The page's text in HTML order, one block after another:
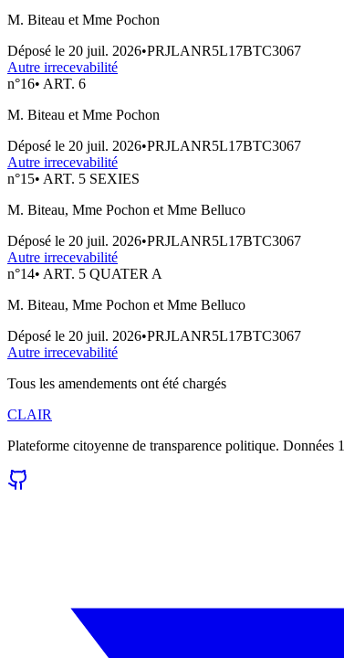
M. Biteau et Mme Pochon
Déposé le 20 juil. 2026•PRJLANR5L17BTC3067
Autre irrecevabilité
n°16• ART. 6
M. Biteau et Mme Pochon
Déposé le 20 juil. 2026•PRJLANR5L17BTC3067
Autre irrecevabilité
n°15• ART. 5 SEXIES
M. Biteau, Mme Pochon et Mme Belluco
Déposé le 20 juil. 2026•PRJLANR5L17BTC3067
Autre irrecevabilité
n°14• ART. 5 QUATER A
M. Biteau, Mme Pochon et Mme Belluco
Déposé le 20 juil. 2026•PRJLANR5L17BTC3067
Autre irrecevabilité
Tous les amendements ont été chargés
CLAIR
Plateforme citoyenne de transparence politique. Données